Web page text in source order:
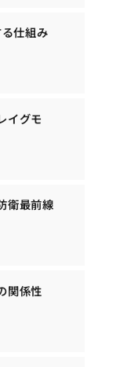
仕組み
イグモ
衛最前線
関係性